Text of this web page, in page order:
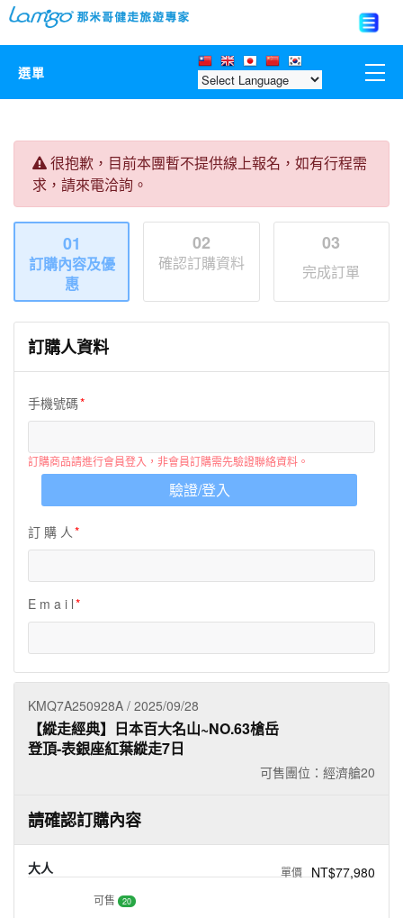
選單
中國
日本
亞洲韓國
歐美紐澳
台灣
夯講座
自由行
很抱歉，目前本團暫不提供線上報名，如有行程需
求，請來電洽詢。
01
訂購內容及優
惠
02
確認訂購資料
03
完成訂單
訂購人資料
手機號碼
訂購商品請進行會員登入，非會員訂購需先驗證聯絡資料。
驗證/登入
訂 購 人
E m a i l
KMQ7A250928A / 2025/09/28
可售團位：經濟艙20
【縱走經典】日本百大名山~NO.63槍岳
登頂-表銀座紅葉縱走7日
請確認訂購內容
大人 NT$77,980
可售 20